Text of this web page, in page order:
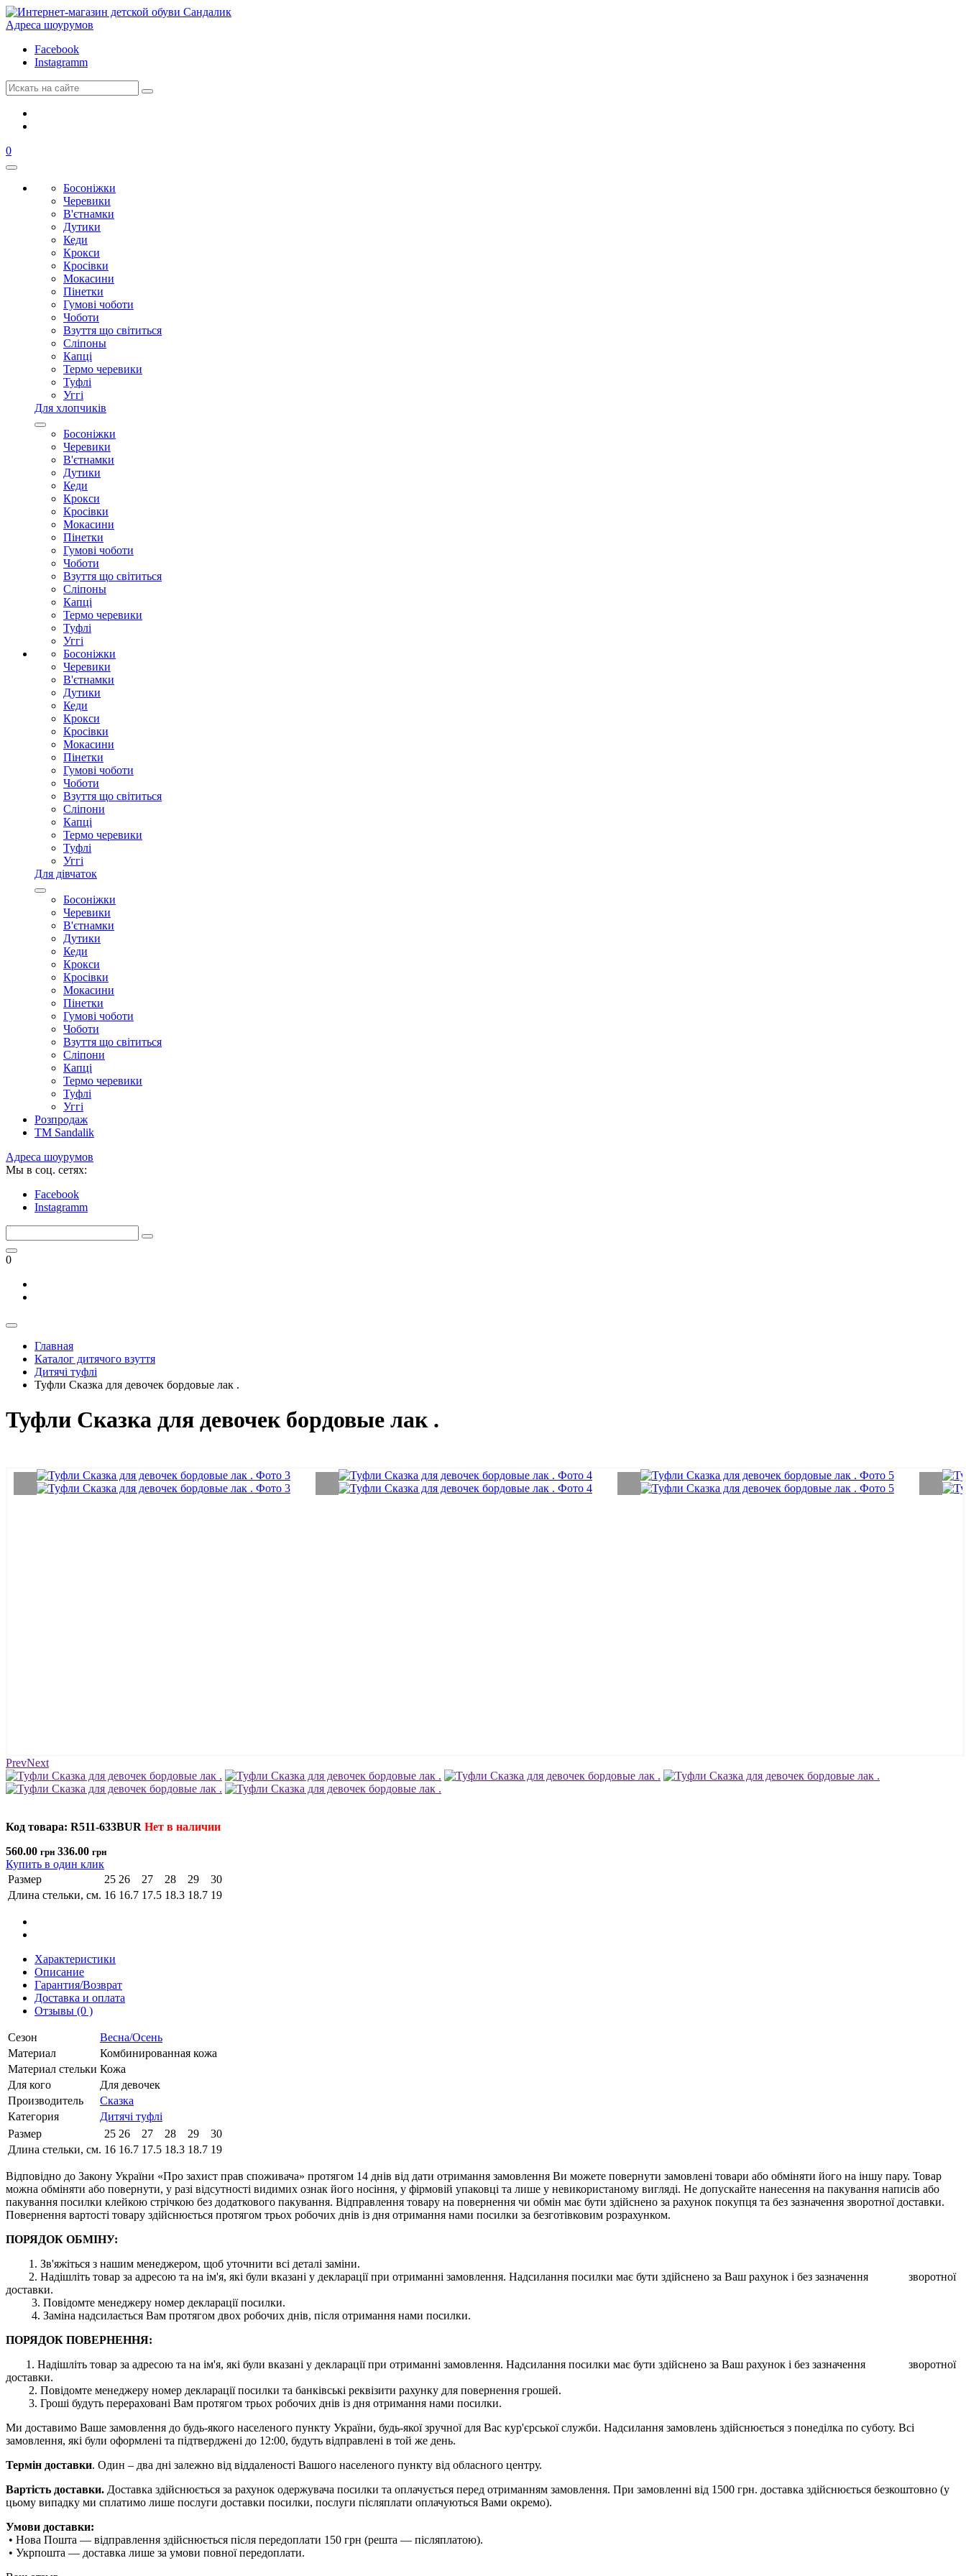
Адреса шоурумов
Facebook
Instagramm
0
Босоніжки
Черевики
В'єтнамки
Дутики
Кеди
Крокси
Кросівки
Мокасини
Пінетки
Гумові чоботи
Чоботи
Взуття що світиться
Сліпоны
Капці
Термо черевики
Туфлі
Уггі
Для хлопчиків
Босоніжки
Черевики
В'єтнамки
Дутики
Кеди
Крокси
Кросівки
Мокасини
Пінетки
Гумові чоботи
Чоботи
Взуття що світиться
Сліпоны
Капці
Термо черевики
Туфлі
Уггі
Босоніжки
Черевики
В'єтнамки
Дутики
Кеди
Крокси
Кросівки
Мокасини
Пінетки
Гумові чоботи
Чоботи
Взуття що світиться
Сліпони
Капці
Термо черевики
Туфлі
Уггі
Для дівчаток
Босоніжки
Черевики
В'єтнамки
Дутики
Кеди
Крокси
Кросівки
Мокасини
Пінетки
Гумові чоботи
Чоботи
Взуття що світиться
Сліпони
Капці
Термо черевики
Туфлі
Уггі
Розпродаж
TM Sandalik
Адреса шоурумов
Мы в соц. сетях:
Facebook
Instagramm
0
Главная
Каталог дитячого взуття
Дитячі туфлі
Туфли Сказка для девочек бордовые лак .
Туфли Сказка для девочек бордовые лак .
PrevNext
Код товара: R511-633BUR Нет в наличии
560.00 грн 336.00 грн
Купить в один клик
Размер
25 26 27 28 29
30
Длина стельки, см. 16 16.7 17.5 18.3 18.7 19
Характеристики
Описание
Гарантия/Возврат
Доставка и оплата
Отзывы (0 )
Сезон
Весна/Осень
Материал
Комбинированная кожа
Материал стельки Кожа
Для кого
Для девочек
Производитель
Сказка
Категория
Дитячі туфлі
Размер
25 26 27 28 29
30
Длина стельки, см. 16 16.7 17.5 18.3 18.7 19
Відповідно до Закону України «Про захист прав споживача» протягом 14 днів від дати отримання замовлення Ви можете повернути замовлені товари або обміняти його на іншу пару. Товар
можна обміняти або повернути, у разі відсутності видимих ​​ознак його носіння, у фірмовій упаковці та лише у невикористаному вигляді. Не допускайте нанесення на пакування написів або
пакування посилки клейкою стрічкою без додаткового пакування. Відправлення товару на повернення чи обмін має бути здійснено за рахунок покупця та без зазначення зворотної доставки.
Повернення вартості товару здійснюється протягом трьох робочих днів із дня отримання нами посилки за безготівковим розрахунком.
ПОРЯДОК ОБМІНУ:
1. Зв'яжіться з нашим менеджером, щоб уточнити всі деталі заміни.
2. Надішліть товар за адресою та на ім'я, які були вказані у декларації при отриманні замовлення. Надсилання посилки має бути здійснено за Ваш рахунок і без зазначення зворотної
доставки.
3. Повідомте менеджеру номер декларації посилки.
4. Заміна надсилається Вам протягом двох робочих днів, після отримання нами посилки.
ПОРЯДОК ПОВЕРНЕННЯ:
1. Надішліть товар за адресою та на ім'я, які були вказані у декларації при отриманні замовлення. Надсилання посилки має бути здійснено за Ваш рахунок і без зазначення зворотної
доставки.
2. Повідомте менеджеру номер декларації посилки та банківські реквізити рахунку для повернення грошей.
3. Гроші будуть перераховані Вам протягом трьох робочих днів із дня отримання нами посилки.
Ми доставимо Ваше замовлення до будь-якого населеного пункту України, будь-якої зручної для Вас кур'єрської служби. Надсилання замовлень здійснюється з понеділка по суботу. Всі
замовлення, які були оформлені та підтверджені до 12:00, будуть відправлені в той же день.
Термін доставки. Один – два дні залежно від віддаленості Вашого населеного пункту від обласного центру.
Вартість доставки. Доставка здійснюється за рахунок одержувача посилки та оплачується перед отриманням замовлення. При замовленні від 1500 грн. доставка здійснюється безкоштовно (у
цьому випадку ми сплатимо лише послуги доставки посилки, послуги післяплати оплачуються Вами окремо).
Умови доставки:
• Нова Пошта — відправлення здійснюється після передоплати 150 грн (решта — післяплатою).
• Укрпошта — доставка лише за умови повної передоплати.